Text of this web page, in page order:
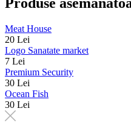
Produse
Meat House
20 Lei
Logo Sanatate market
7 Lei
Premium Security
30 Lei
Ocean Fish
30 Lei